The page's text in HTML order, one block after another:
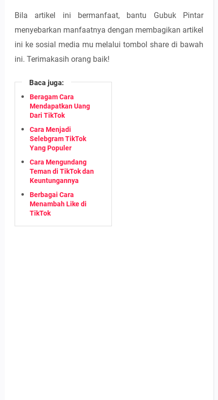
Bila artikel ini bermanfaat, bantu Gubuk Pintar
menyebarkan manfaatnya dengan membagikan artikel
ini ke sosial media mu melalui tombol share di bawah
ini. Terimakasih orang baik!
Baca juga:
Beragam Cara
Mendapatkan Uang
Dari TikTok
Cara Menjadi
Selebgram TikTok
Yang Populer
Cara Mengundang
Teman di TikTok dan
Keuntungannya
Berbagai Cara
Menambah Like di
TikTok